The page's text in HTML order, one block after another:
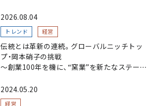
2026.08.04
トレンド 経営
伝統とは革新の連続。グローバルニッチトッ
プ・岡本硝子の挑戦
～創業100年を機に、“窯業”を新たなステージ
略～
2024.05.20
経営